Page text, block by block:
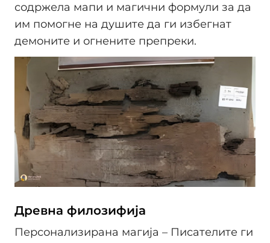
содржела мапи и магични формули за да
им помогне на душите да ги избегнат
демоните и огнените препреки.
Древна филозифија
Персонализирана магија – Писателите ги